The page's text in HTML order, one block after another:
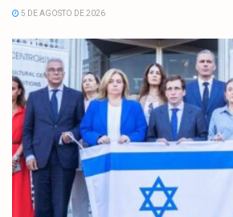
5 DE AGOSTO DE 2026